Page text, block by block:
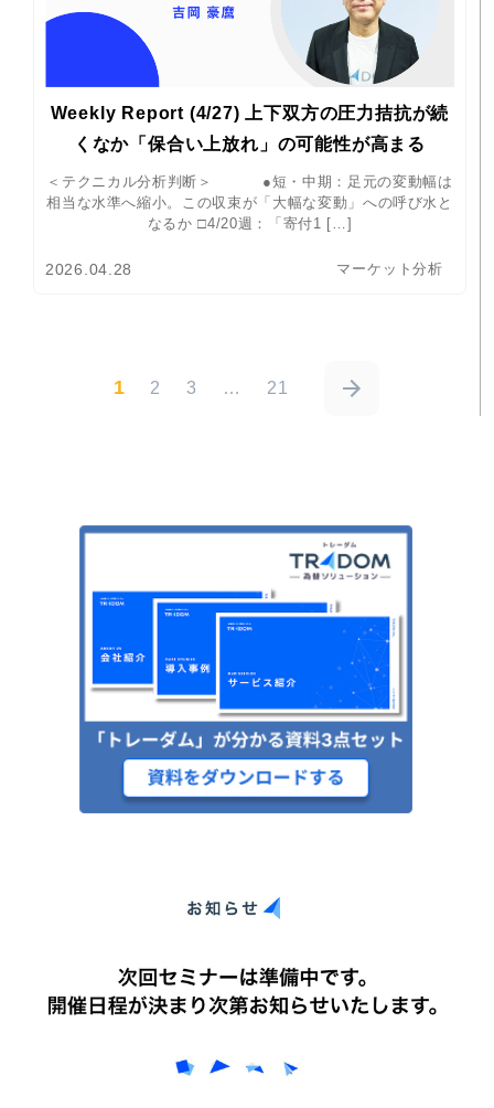
Weekly Report (4/27) 上下双方の圧力拮抗が続
くなか「保合い上放れ」の可能性が高まる
＜テクニカル分析判断＞ ●短・中期：足元の変動幅は
相当な水準へ縮小。この収束が「大幅な変動」への呼び水と
なるか □4/20週：「寄付1 […]
2026.04.28 マーケット分析
1 2 3 … 21